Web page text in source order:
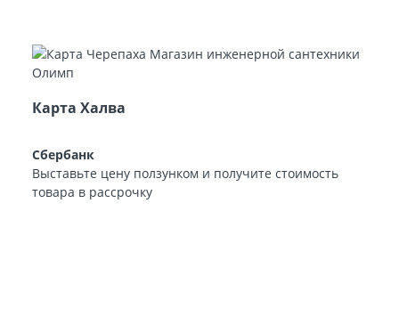
Карта Халва
Сбербанк
Выставьте цену ползунком и получите стоимость
товара в рассрочку